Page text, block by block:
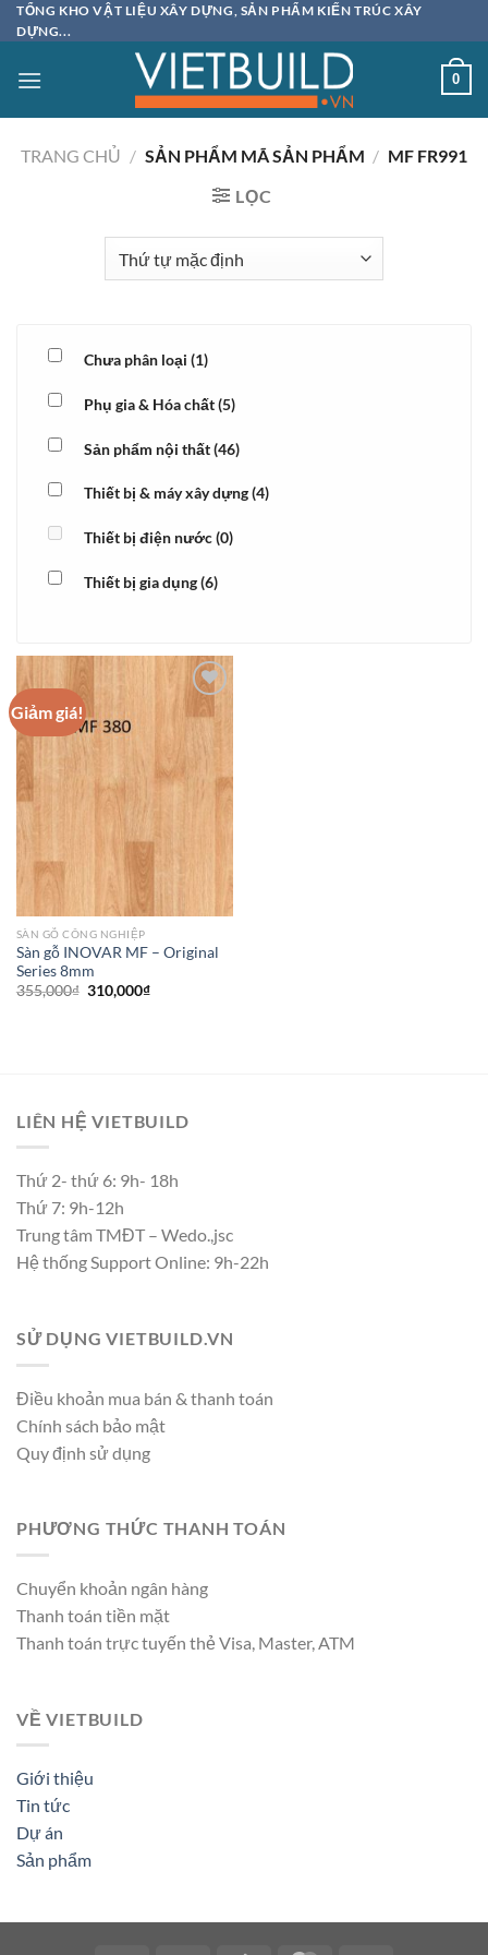
Bỏ
qua
dung
TỔNG KHO VẬT LIỆU XÂY DỰNG, SẢN PHẨM KIẾN TRÚC XÂY
DỰNG...
0
TRANG CHỦ / SẢN PHẨM MÃ SẢN PHẨM / MF FR991
LỌC
Chưa phân loại (1)
Phụ gia & Hóa chất(5)
Sản phẩm nội thất(46)
Thiết bị & máy xây dựng(4)
Thiết bị điện nước(0)
Thiết bị gia dụng(6)
Giảm giá!
Add to
wishlist
SÀN GỖ CÔNG NGHIỆP
Sàn gỗ INOVAR MF – Original
Series 8mm
355,000₫ Giá
310,000₫Giá
LIÊN HỆ VIETBUILD
Thứ 2- thứ 6: 9h- 18h
Thứ 7: 9h-12h
Trung tâm TMĐT – Wedo.,jsc
Hệ thống Support Online: 9h-22h
SỬ DỤNG VIETBUILD.VN
Điều khoản mua bán & thanh toán
Chính sách bảo mật
Quy định sử dụng
PHƯƠNG THỨC THANH TOÁN
Chuyển khoản ngân hàng
Thanh toán tiền mặt
Thanh toán trực tuyến thẻ Visa, Master, ATM
VỀ VIETBUILD
Giới thiệu
Tin tức
Dự án
Sản phẩm